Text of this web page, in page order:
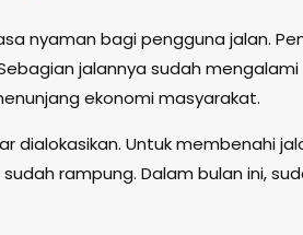
nyaman bagi pengguna jalan.
jalannya sudah mengalami
ekonomi masyarakat.
dialokasikan. Untuk membenahi
rampung. Dalam bulan ini,